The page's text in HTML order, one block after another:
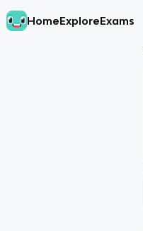
HomeExploreExams